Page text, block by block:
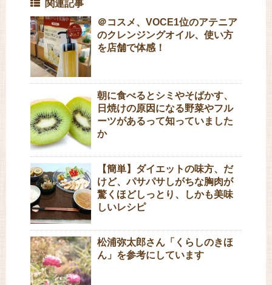
関連記事
＠コスメ、VOCE1位のアテニア
のクレンジングオイル、使い方
を店舗で体感！
朝に食べるとシミやそばかす、
日焼けの原因になる野菜やフル
ーツがあるって知っていました
か
【簡単】ダイエットの味方、だ
けど、パサパサしがちな胸肉が
驚くほどしっとり、しかも美味
しいレシピ
松浦弥太郎さん「くらしのきほ
ん」を参考にしています